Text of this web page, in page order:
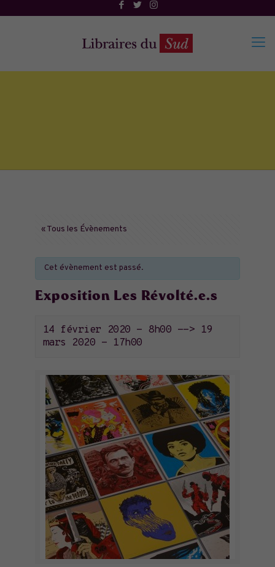
« Tous les Évènements
Cet évènement est passé.
Exposition Les Révolté.e.s
14 février 2020 - 8h00 --> 19
mars 2020 - 17h00